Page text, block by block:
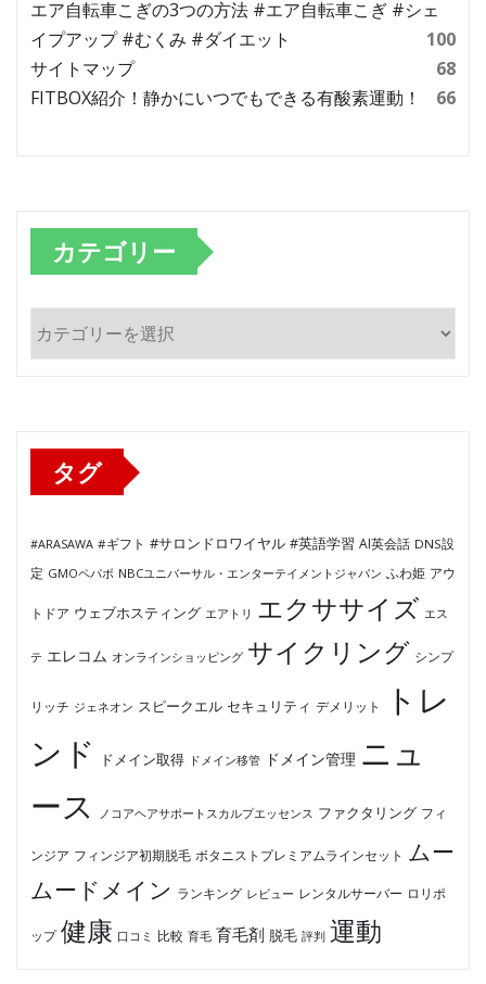
エア自転車こぎの3つの方法 #エア自転車こぎ #シェ
イプアップ #むくみ #ダイエット
100
サイトマップ
68
FITBOX紹介！静かにいつでもできる有酸素運動！
66
カテゴリー
テ
タグ
#ARASAWA #ギフト #サロンドロワイヤル #英語学習 AI英会話 DNS設
定 GMOペパボ NBCユニバーサル・エンターテイメントジャパン ふわ姫 アウ
トドア ウェブホスティング エアトリ エクササイズ エス
テ エレコム オンラインショッピング サイクリング シンプ
リッチ ジェネオン スピークエル セキュリティ デメリット
トレ
ンド
ドメイン取得 ドメイン移管 ドメイン管理 ニュ
ース
ノコアヘアサポートスカルプエッセンス ファクタリング フィ
ンジア フィンジア初期脱毛 ボタニストプレミアムラインセット ムー
ムードメイン ランキング レビュー レンタルサーバー ロリポ
ップ 健康 口コミ 比較 育毛 育毛剤 脱毛 評判 運動